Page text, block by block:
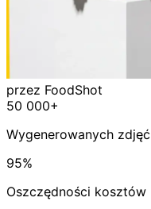
przez FoodShot
50 000+
Wygenerowanych zdjęć
95%
Oszczędności kosztów